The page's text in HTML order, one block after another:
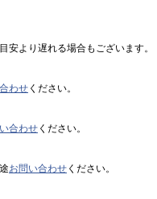
より遅れる場合もございます。
わせ ください。
合わせ ください。
お問い合わせ ください。